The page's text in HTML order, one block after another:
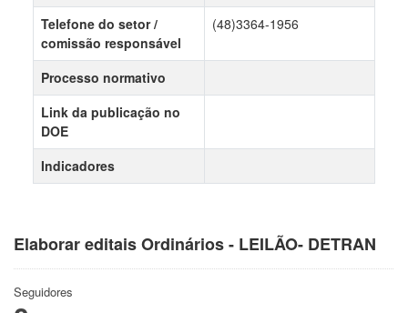
Elaborar editais Ordinários - LEILÃO- DETRAN
Seguidores
Telefone do setor /
comissão responsável
(48)3364-1956
Processo normativo
Link da publicação no
DOE
Indicadores